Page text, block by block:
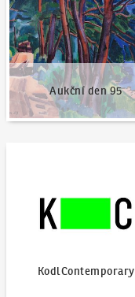
Aukční den 95
KodlContemporary